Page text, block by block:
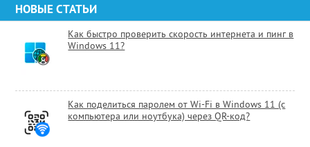
НОВЫЕ СТАТЬИ
Как быстро проверить скорость интернета и пинг в
Windows 11?
Как поделиться паролем от Wi-Fi в Windows 11 (с
компьютера или ноутбука) через QR-код?